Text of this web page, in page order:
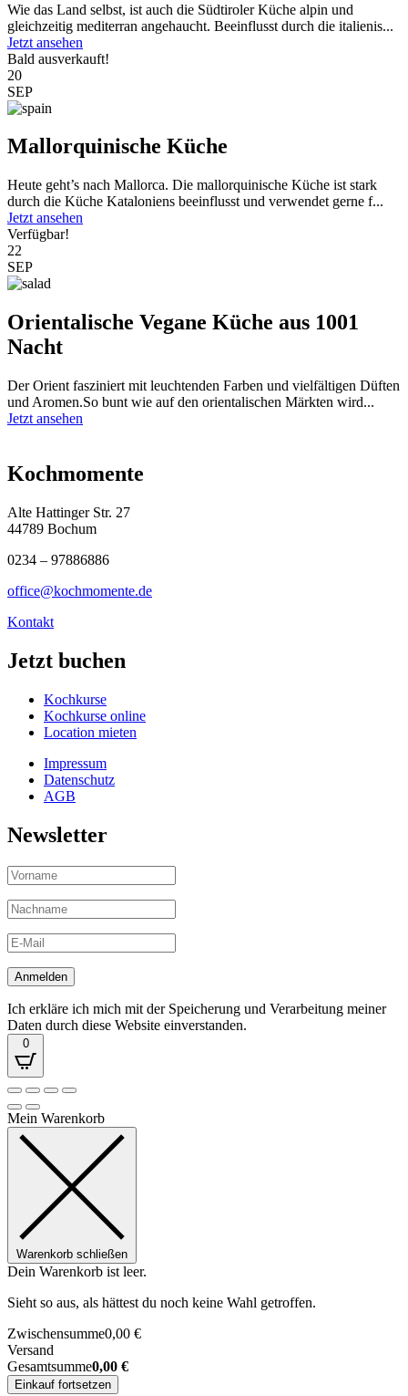
Wie das Land selbst, ist auch die Südtiroler Küche alpin und
gleichzeitig mediterran angehaucht. Beeinflusst durch die italienis...
Jetzt ansehen
Bald ausverkauft!
20
SEP
Mallorquinische Küche
Heute geht’s nach Mallorca. Die mallorquinische Küche ist stark
durch die Küche Kataloniens beeinflusst und verwendet gerne f...
Jetzt ansehen
Verfügbar!
22
SEP
Orientalische Vegane Küche aus 1001
Nacht
Der Orient fasziniert mit leuchtenden Farben und vielfältigen Düften
und Aromen.So bunt wie auf den orientalischen Märkten wird...
Jetzt ansehen
Kochmomente
Alte Hattinger Str. 27
44789 Bochum
0234 – 97886886
office@kochmomente.de
Kontakt
Jetzt buchen
Kochkurse
Kochkurse online
Location mieten
Impressum
Datenschutz
AGB
Newsletter
Ich erkläre ich mich mit der Speicherung und Verarbeitung meiner
Daten durch diese Website einverstanden.
0
Mein Warenkorb
Warenkorb schließen
Dein Warenkorb ist leer.
Sieht so aus, als hättest du noch keine Wahl getroffen.
Zwischensumme0,00 €
Versand
Gesamtsumme0,00 €
Einkauf fortsetzen